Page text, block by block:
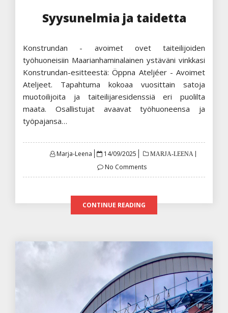
Syysunelmia ja taidetta
Konstrundan - avoimet ovet taiteilijoiden
työhuoneisiin Maarianhaminalainen ystäväni vinkkasi
Konstrundan-esitteestä: Öppna Ateljéer - Avoimet
Ateljeet. Tapahtuma kokoaa vuosittain satoja
muotoilijoita ja taiteilijaresidenssiä eri puolilta
maata. Osallistujat avaavat työhuoneensa ja
työpajansa…
Marja-Leena
Posted
14/09/2025 MARJA-LEENA
No Comments
CONTINUE READING